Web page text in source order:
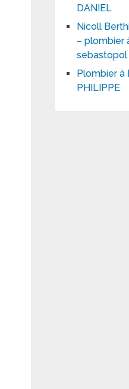
DANIEL
Nicoll
– plombier
sebastopol
Plombier à
PHILIPPE